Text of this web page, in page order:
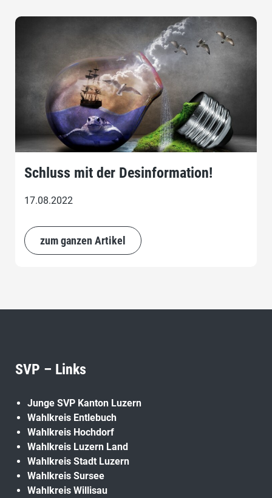
Schluss mit der Desinformation!
17.08.2022
zum ganzen Artikel
SVP – Links
Junge SVP Kanton Luzern
Wahlkreis Entlebuch
Wahlkreis Hochdorf
Wahlkreis Luzern Land
Wahlkreis Stadt Luzern
Wahlkreis Sursee
Wahlkreis Willisau